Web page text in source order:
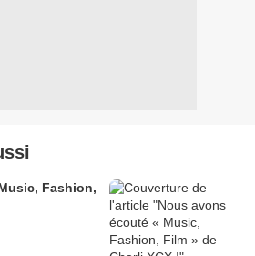
Fashion,